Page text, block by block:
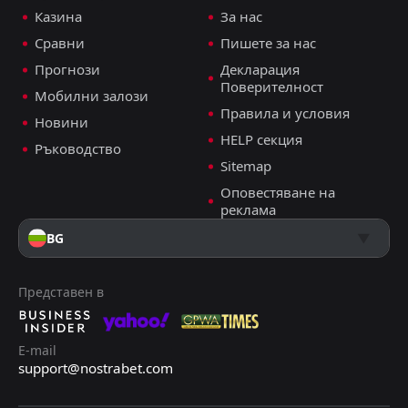
ДОБАВИ КОМЕНТАР
Комо
Копа Италия, 3 март 22:00
преди 5 месеца
1.44 Двоен Шанс: 2x
ДОБАВИ КОМЕНТАР
Казина
Сравни
Прогнози
Мобилни залози
Новини
Ръководство
За нас
Пишете за нас
Декларация
Поверителност
Правила и условия
HELP секция
Sitemap
Оповестяване на
реклама
BG
Представен в
E-mail
support@nostrabet.com